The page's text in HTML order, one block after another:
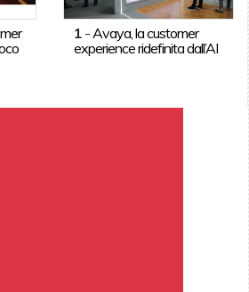
1 - Avaya, la customer
experience ridefinita dall’AI